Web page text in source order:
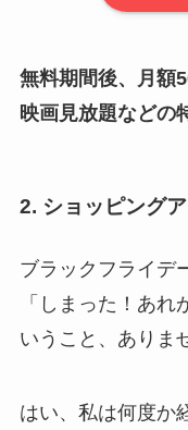
無料期間後、月額
映画見放題などの
2. ショッピング
ブラックフライデ
「しまった！あ
いうこと、ありま
はい、私は何度か